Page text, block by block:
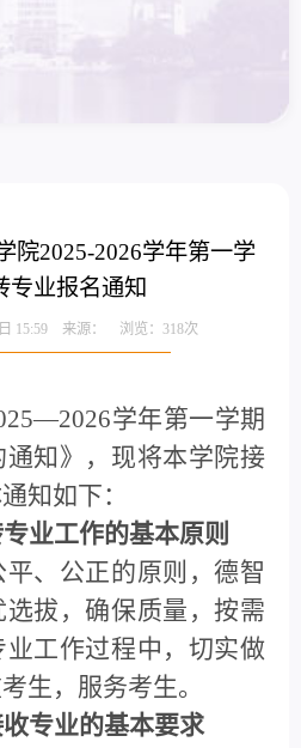
院2025-2026学年第一学
专业报名通知
日 15:59 来源： 浏览： 318次
学年第一学期
知》，现将本学院接
知如下：
业工作的基本原则
、公正的原则，德智
拔，确保质量，按需
工作过程中，切实做
生，服务考生。
专业的基本要求